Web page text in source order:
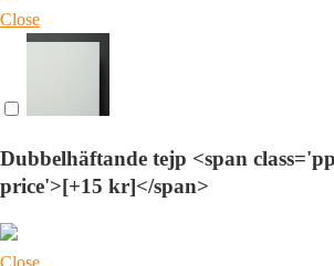
Close
Dubbelhäftande tejp <span
price'>[+15 kr]</span>
Close